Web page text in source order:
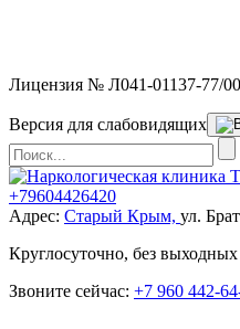
Лицензия № Л041-01137-77/
Версия для слабовидящих
+79604426420
Адрес: Старый Крым, ул.
Круглосуточно, без выходных
Звоните сейчас: +7 960 442-